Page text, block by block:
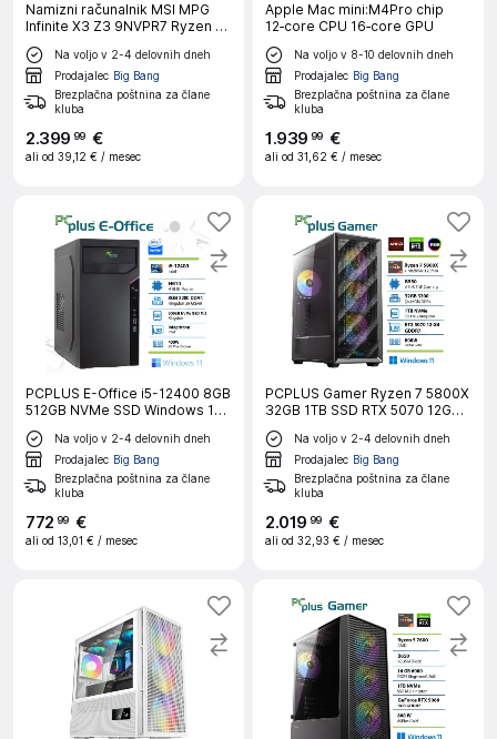
Namizni računalnik MSI MPG
Infinite X3 Z3 9NVPR7 Ryzen 7
9700X, GeForce RTX 5070, 32
GB RAM, 1TB SSD, GeForce RTX
5070, Wi11H, črn|Gaming
Na voljo v 2-4 delovnih dneh
Prodajalec Big Bang
Brezplačna poštnina za člane
kluba
2.399 99 €
ali od 39,12 € / mesec
Apple Mac mini:M4Pro chip
12‑core CPU 16‑core GPU
Na voljo v 8-10 delovnih dneh
Prodajalec Big Bang
Brezplačna poštnina za člane
kluba
1 .939 99 €
ali od 31,62 € / mesec
PCPLUS E-Office i5-12400 8GB
512GB NVMe SSD Windows 11
Home namizni računalnik
Na voljo v 2-4 delovnih dneh
Prodajalec Big Bang
Brezplačna poštnina za člane
kluba
772 99 €
ali od 13,01 € / mesec
PCPLUS Gamer Ryzen 7 5800X
32GB 1TB SSD RTX 5070 12GB
Windows 11 Home gaming
namizni računalnik
Na voljo v 2-4 delovnih dneh
Prodajalec Big Bang
Brezplačna poštnina za člane
kluba
2.019 99 €
ali od 32,93 € / mesec